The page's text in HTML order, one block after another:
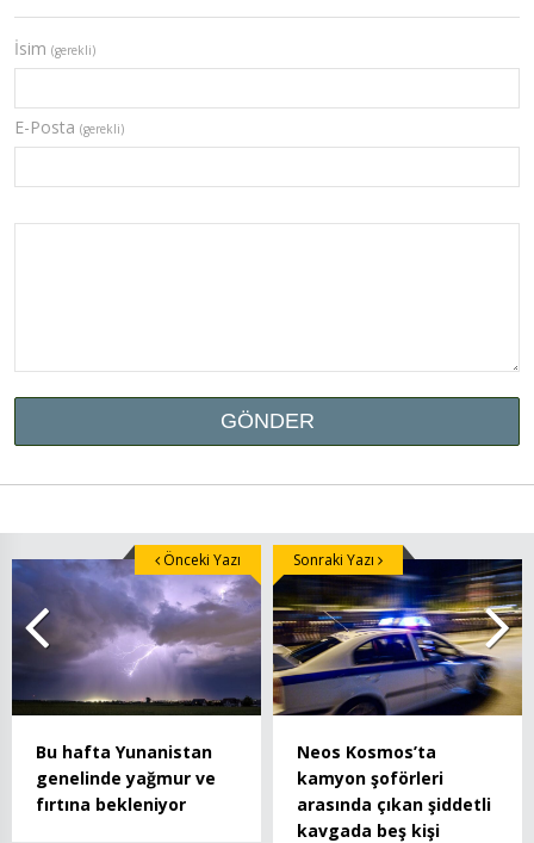
İsim (gerekli)
E-Posta (gerekli)
Bu hafta Yunanistan
genelinde yağmur ve
fırtına bekleniyor
Önceki Yazı
Neos Kosmos’ta
kamyon şoförleri
arasında çıkan şiddetli
kavgada beş kişi
Sonraki Yazı